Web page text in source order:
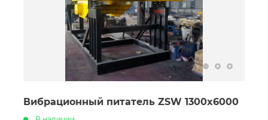
Вибрационный питатель ZSW 1300x6000